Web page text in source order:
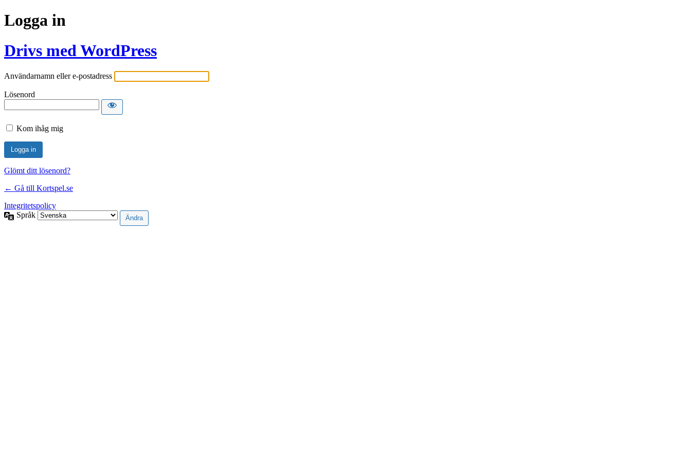
Logga in
Drivs med WordPress
Användarnamn eller e-postadress
Lösenord
Kom ihåg mig
Glömt ditt lösenord?
← Gå till Kortspel.se
Integritetspolicy
Språk